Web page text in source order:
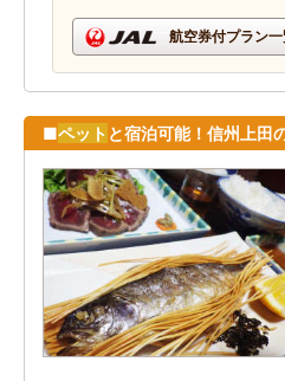
航空券付プラン
■ペット と宿泊可能！信州上田